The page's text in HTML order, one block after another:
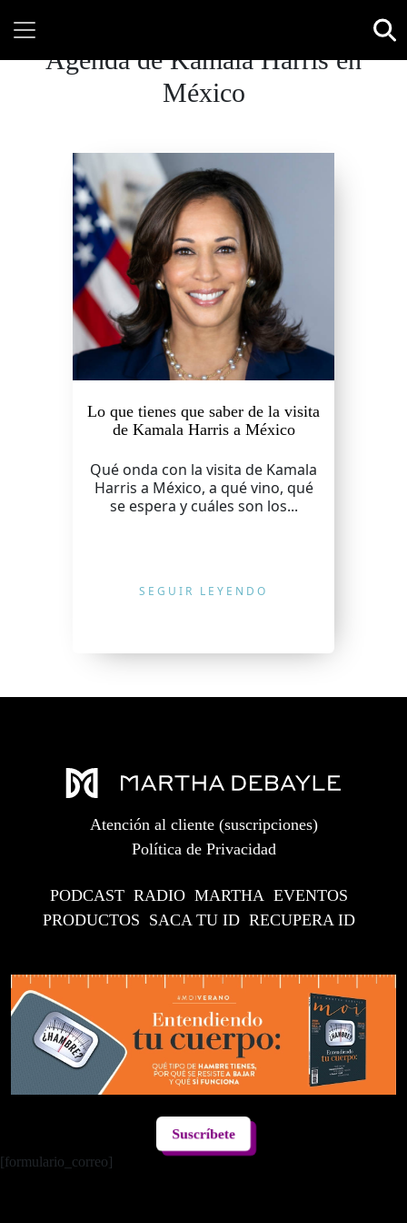
Agenda de Kamala Harris en
México
Lo que tienes que saber de la visita
de Kamala Harris a México
Qué onda con la visita de Kamala
Harris a México, a qué vino, qué
se espera y cuáles son los...
SEGUIR LEYENDO
Atención al cliente (suscripciones)
Política de Privacidad
PODCAST RADIO MARTHA EVENTOS
PRODUCTOS SACA TU ID RECUPERA ID
Suscríbete
[formulario_correo]